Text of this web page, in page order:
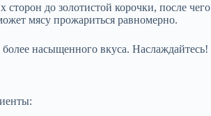
до золотистой корочки, после чего
мясу прожариться равномерно.
насыщенного вкуса. Наслаждайтесь!